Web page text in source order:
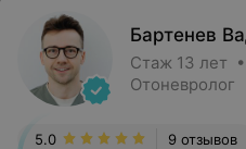
Бартенев
Стаж 13 лет
Отоневролог
9 отзывов
5.0